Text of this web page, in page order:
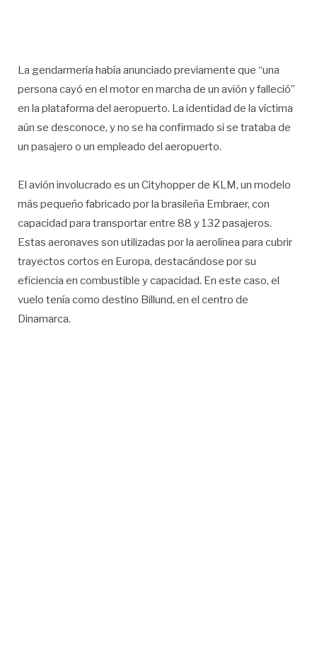
La gendarmería había anunciado previamente que “una
persona cayó en el motor en marcha de un avión y falleció”
en la plataforma del aeropuerto. La identidad de la víctima
aún se desconoce, y no se ha confirmado si se trataba de
un pasajero o un empleado del aeropuerto.
El avión involucrado es un Cityhopper de KLM, un modelo
más pequeño fabricado por la brasileña Embraer, con
capacidad para transportar entre 88 y 132 pasajeros.
Estas aeronaves son utilizadas por la aerolínea para cubrir
trayectos cortos en Europa, destacándose por su
eficiencia en combustible y capacidad. En este caso, el
vuelo tenía como destino Billund, en el centro de
Dinamarca.